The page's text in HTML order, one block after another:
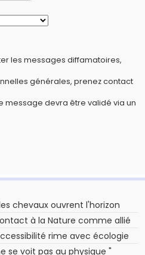
les messages diffamatoires,
générales, prenez contact
message devra être validé via un
chevaux ouvrent l'horizon
à la Nature comme allié
rime avec écologie
se voit pas au physique "